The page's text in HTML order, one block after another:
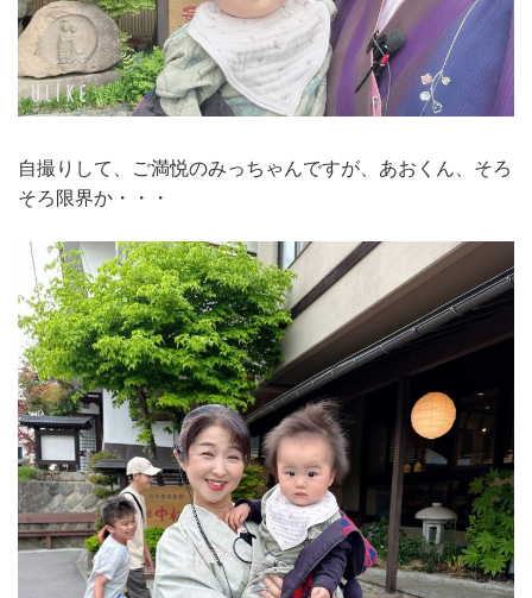
自撮りして、ご満悦のみっちゃんですが、あおくん、そろ
そろ限界か・・・